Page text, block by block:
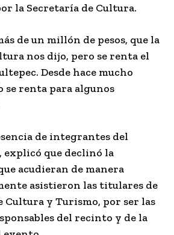
la Secretaría de Cultura.
de un millón de pesos, que la
nos dijo, pero se renta el
Desde hace mucho
se renta para algunos
de integrantes del
explicó que declinó la
acudieran de manera
asistieron las titulares de
Cultura y Turismo, por ser las
del recinto y de la